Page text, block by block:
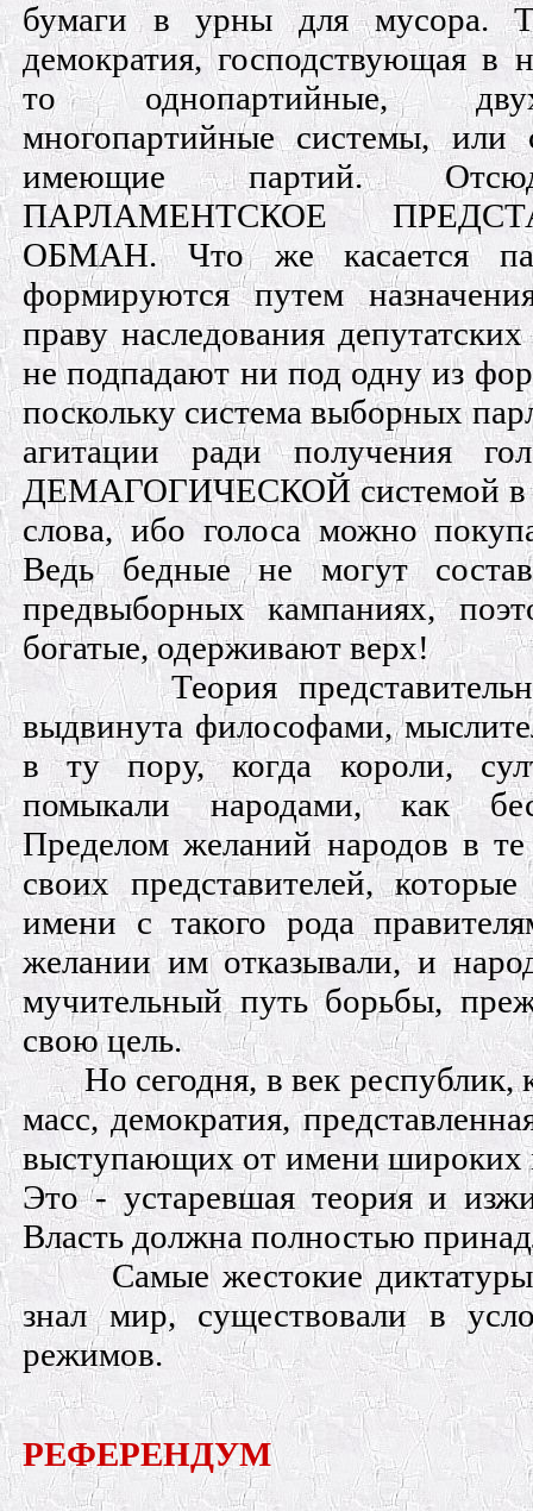
бумаги в урны для мусора.
демократия, господствующая в
то однопартийные,
многопартийные системы,
имеющие партий.
ПАРЛАМЕНТСКОЕ
ОБМАН. Что же касается
формируются путем
праву наследования
не подпадают ни под одну из
поскольку система выборных
агитации ради получения
ДЕМАГОГИЧЕСКОЙ системой в
слова, ибо голоса можно
Ведь бедные не могут
предвыборных кампаниях,
богатые, одерживают верх!
Теория
выдвинута философами,
в ту пору, когда короли,
помыкали народами, как
Пределом желаний народов в
своих представителей,
имени с такого рода
желании им отказывали, и
мучительный путь борьбы,
свою цель.
Но сегодня, в век республик,
масс, демократия,
выступающих от имени широких
Это - устаревшая теория и
Власть должна полностью
Самые жестокие
знал мир, существовали в
режимов.
РЕФЕРЕНДУМ